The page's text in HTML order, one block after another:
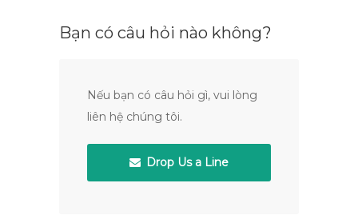
Bạn có câu hỏi nào không?
Nếu bạn có câu hỏi gì, vui lòng
liên hệ chúng tôi.
Drop Us a Line